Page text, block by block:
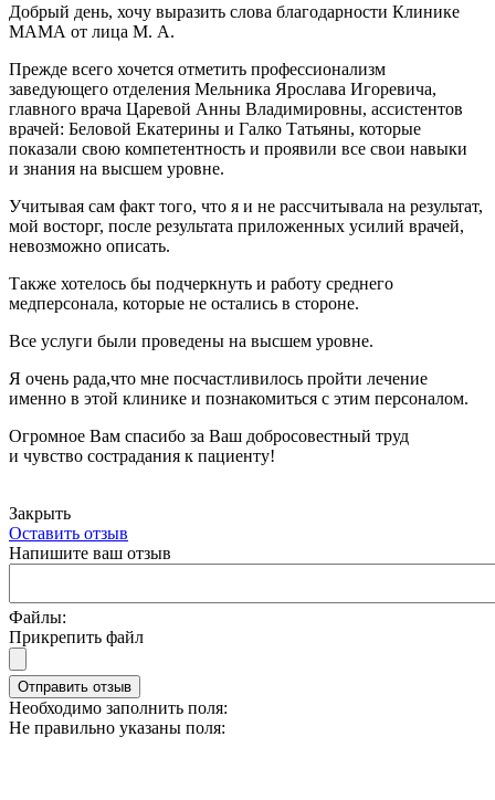
Добрый день, хочу выразить слова благодарности Клинике
МАМА от лица М. А.
Прежде всего хочется отметить профессионализм
заведующего отделения Мельника Ярослава Игоревича,
главного врача Царевой Анны Владимировны, ассистентов
врачей: Беловой Екатерины и Галко Татьяны, которые
показали свою компетентность и проявили все свои навыки
и знания на высшем уровне.
Учитывая сам факт того, что я и не рассчитывала на результат,
мой восторг, после результата приложенных усилий врачей,
невозможно описать.
Также хотелось бы подчеркнуть и работу среднего
медперсонала, которые не остались в стороне.
Все услуги были проведены на высшем уровне.
Я очень рада,что мне посчастливилось пройти лечение
именно в этой клинике и познакомиться с этим персоналом.
Огромное Вам спасибо за Ваш добросовестный труд
и чувство сострадания к пациенту!
Закрыть
Оставить отзыв
Напишите ваш отзыв
Файлы:
Прикрепить файл
Отправить отзыв
Необходимо заполнить поля:
Не правильно указаны поля: